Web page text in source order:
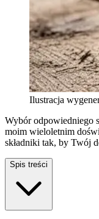
Ilustracja
Wybór odpowiedniego
moim wieloletnim
składniki tak, by Twój
Spis treści